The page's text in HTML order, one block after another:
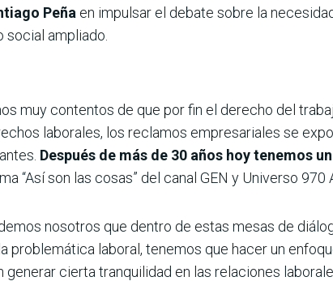
Peña en impulsar el debate sobre la
social ampliado.
muy contentos de que por fin el derecho del
laborales, los reclamos empresariales se
Después de más de 30 años hoy tenemos
“Así son las cosas” del canal GEN y Universo
nosotros que dentro de estas mesas de
problemática laboral, tenemos que hacer un
generar cierta tranquilidad en las relaciones